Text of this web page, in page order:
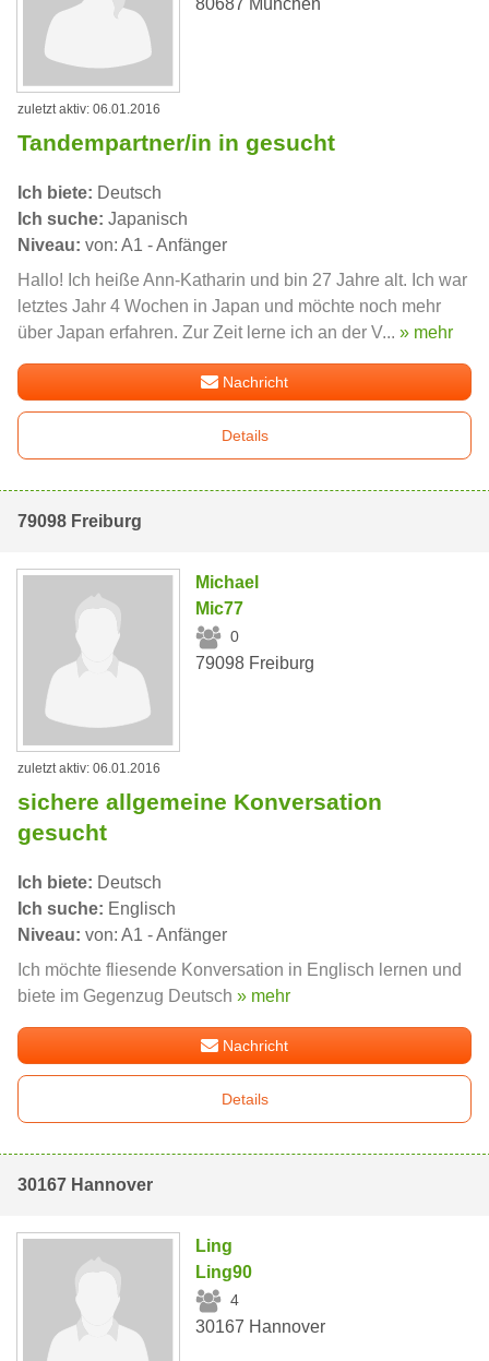
80687 München
zuletzt aktiv: 06.01.2016
Tandempartner/in in gesucht
Ich biete: Deutsch
Ich suche: Japanisch
Niveau: von: A1 - Anfänger
Hallo! Ich heiße Ann-Katharin und bin 27 Jahre alt. Ich war
letztes Jahr 4 Wochen in Japan und möchte noch mehr
über Japan erfahren. Zur Zeit lerne ich an der V... » mehr
Nachricht
Details
79098 Freiburg
Michael
Mic77
0
79098 Freiburg
zuletzt aktiv: 06.01.2016
sichere allgemeine Konversation
gesucht
Ich biete: Deutsch
Ich suche: Englisch
Niveau: von: A1 - Anfänger
Ich möchte fliesende Konversation in Englisch lernen und
biete im Gegenzug Deutsch » mehr
Nachricht
Details
30167 Hannover
Ling
Ling90
4
30167 Hannover